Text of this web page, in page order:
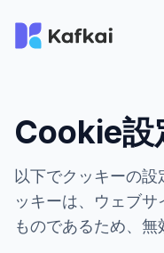
Cookie設
以下でクッキーの
ッキーは、ウェブ
ものであるため、無